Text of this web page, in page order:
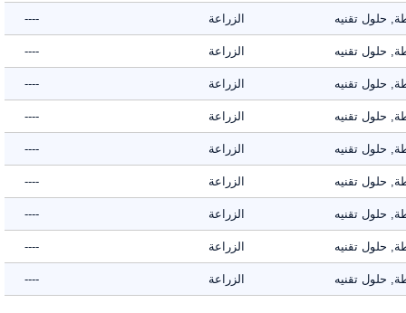
حلول تقنيه الزراعة ----
حلول تقنيه الزراعة ----
حلول تقنيه الزراعة ----
حلول تقنيه الزراعة ----
حلول تقنيه الزراعة ----
حلول تقنيه الزراعة ----
حلول تقنيه الزراعة ----
حلول تقنيه الزراعة ----
حلول تقنيه الزراعة ----